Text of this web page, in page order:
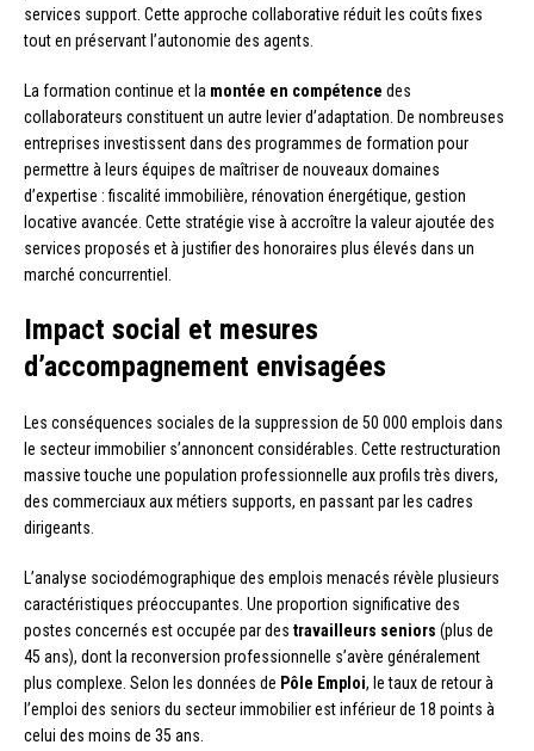
services support. Cette approche collaborative réduit les coûts fixes
tout en préservant l’autonomie des agents.
La formation continue et la montée en compétence des
collaborateurs constituent un autre levier d’adaptation. De nombreuses
entreprises investissent dans des programmes de formation pour
permettre à leurs équipes de maîtriser de nouveaux domaines
d’expertise : fiscalité immobilière, rénovation énergétique, gestion
locative avancée. Cette stratégie vise à accroître la valeur ajoutée des
services proposés et à justifier des honoraires plus élevés dans un
marché concurrentiel.
Impact social et mesures
d’accompagnement envisagées
Les conséquences sociales de la suppression de 50 000 emplois dans
le secteur immobilier s’annoncent considérables. Cette restructuration
massive touche une population professionnelle aux profils très divers,
des commerciaux aux métiers supports, en passant par les cadres
dirigeants.
L’analyse sociodémographique des emplois menacés révèle plusieurs
caractéristiques préoccupantes. Une proportion significative des
postes concernés est occupée par des travailleurs seniors (plus de
45 ans), dont la reconversion professionnelle s’avère généralement
plus complexe. Selon les données de Pôle Emploi, le taux de retour à
l’emploi des seniors du secteur immobilier est inférieur de 18 points à
celui des moins de 35 ans.